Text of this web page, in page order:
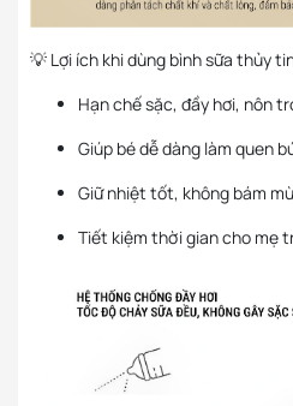
💡 Lợi ích khi dùng bình sữa thủy
Hạn chế sặc, đầy hơi, nôn
Giúp bé dễ dàng làm quen
Giữ nhiệt tốt, không bám
Tiết kiệm thời gian cho mẹ